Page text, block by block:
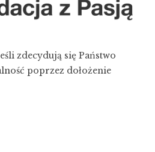
zdecydują się Państwo
poprzez dołożenie